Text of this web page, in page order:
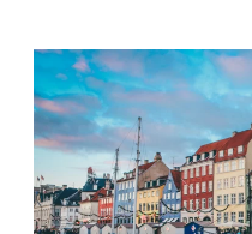
roteiro
de
viagem
criado
pelas
emoções